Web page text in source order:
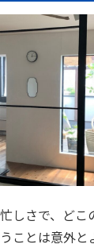
しさで、どこ
ことは意外と